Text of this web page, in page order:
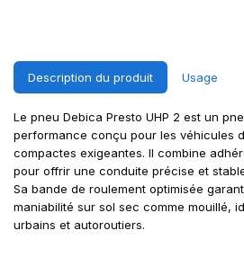
Description du produit Usage
Le pneu Debica Presto UHP 2 est un
performance conçu pour les véhicules
compactes exigeantes. Il combine
pour offrir une conduite précise et
Sa bande de roulement optimisée
maniabilité sur sol sec comme mouillé,
urbains et autoroutiers.